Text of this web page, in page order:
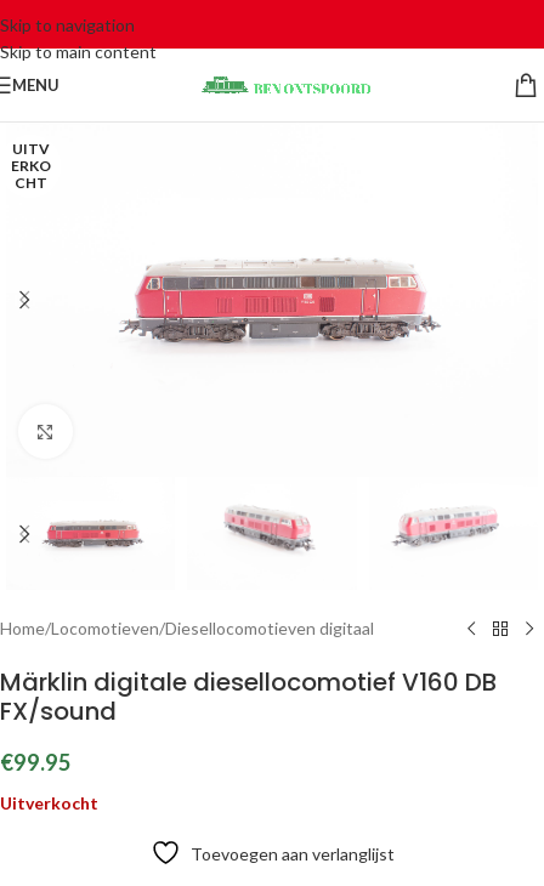
Skip to navigation
Skip to main content
MENU
UITV
ERKO
CHT
Home/Locomotieven/Diesellocomotieven digitaal
Märklin digitale diesellocomotief V160 DB
FX/sound
€99.95
Uitverkocht
Toevoegen aan verlanglijst